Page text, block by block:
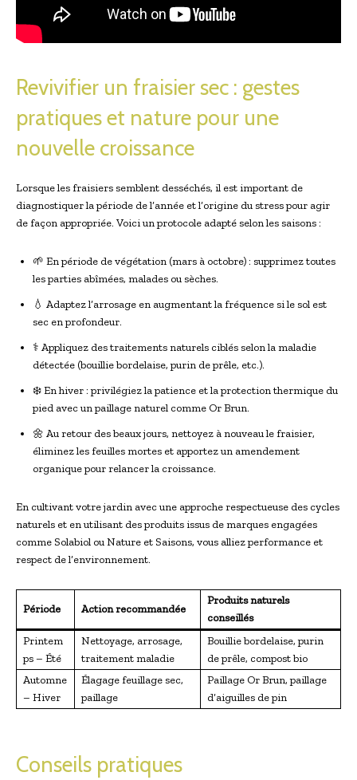
Revivifier un fraisier sec : gestes
pratiques et nature pour une
nouvelle croissance
Lorsque les fraisiers semblent desséchés, il est important de
diagnostiquer la période de l’année et l’origine du stress pour agir
de façon appropriée. Voici un protocole adapté selon les saisons :
🌱 En période de végétation (mars à octobre) : supprimez toutes
les parties abîmées, malades ou sèches.
💧 Adaptez l’arrosage en augmentant la fréquence si le sol est
sec en profondeur.
⚕️ Appliquez des traitements naturels ciblés selon la maladie
détectée (bouillie bordelaise, purin de prêle, etc.).
❄️ En hiver : privilégiez la patience et la protection thermique du
pied avec un paillage naturel comme Or Brun.
🌼 Au retour des beaux jours, nettoyez à nouveau le fraisier,
éliminez les feuilles mortes et apportez un amendement
organique pour relancer la croissance.
En cultivant votre jardin avec une approche respectueuse des cycles
naturels et en utilisant des produits issus de marques engagées
comme Solabiol ou Nature et Saisons, vous alliez performance et
respect de l’environnement.
Période Action recommandée
Produits naturels
conseillés
Printem
ps – Été
Nettoyage, arrosage,
traitement maladie
Bouillie bordelaise, purin
de prêle, compost bio
Automne
– Hiver
Élagage feuillage sec,
paillage
Paillage Or Brun, paillage
d’aiguilles de pin
Conseils pratiques